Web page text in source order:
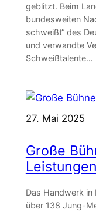
geblitzt. Beim
bundesweiten
schweißt“ des
und verwandte
Schweißtalente…
27. Mai 2025
Große
Leistungen
Das Handwerk in
über 138 Jung-